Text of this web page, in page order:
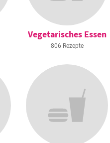
Vegetarisches Essen
806 Rezepte